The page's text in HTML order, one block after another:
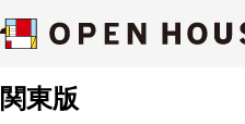
関東版